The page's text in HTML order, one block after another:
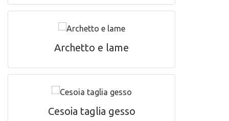
Archetto e lame
Cesoia taglia gesso